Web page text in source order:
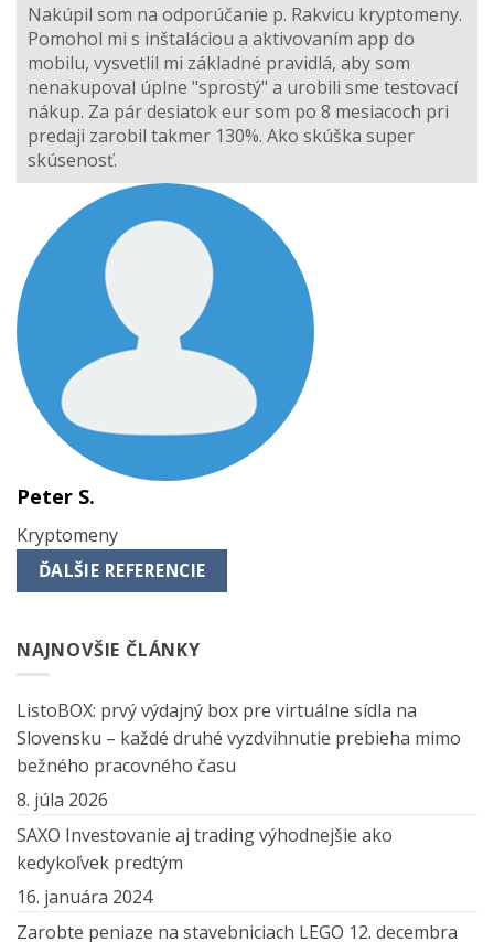
Nakúpil som na odporúčanie p. Rakvicu kryptomeny.
Pomohol mi s inštaláciou a aktivovaním app do
mobilu, vysvetlil mi základné pravidlá, aby som
nenakupoval úplne "sprostý" a urobili sme testovací
nákup. Za pár desiatok eur som po 8 mesiacoch pri
predaji zarobil takmer 130%. Ako skúška super
skúsenosť.
Peter S.
Kryptomeny
ĎALŠIE REFERENCIE
NAJNOVŠIE ČLÁNKY
ListoBOX: prvý výdajný box pre virtuálne sídla na
Slovensku – každé druhé vyzdvihnutie prebieha mimo
bežného pracovného času
8. júla 2026
SAXO Investovanie aj trading výhodnejšie ako
kedykoľvek predtým
16. januára 2024
Zarobte peniaze na stavebniciach LEGO 12. decembra